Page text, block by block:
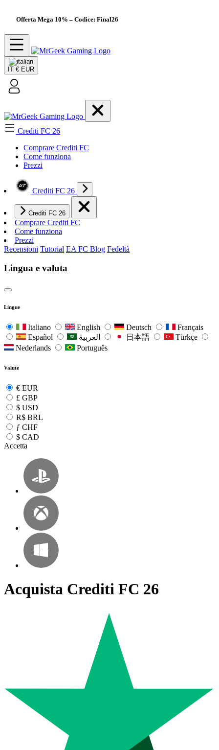
Offerta Mega 10% – Codice: Final26
IT € EUR
Crediti FC 26
Comprare Crediti FC
Come funziona
Prezzi
Crediti FC 26
Crediti FC 26
Comprare Crediti FC
Come funziona
Prezzi
Recensioni Tutorial EA FC Blog Fedeltà
Lingua e valuta
Lingue
Italiano English Deutsch
Français
Español
日本語
Türkçe
Nederlands
Português
Valute
€ EUR
£ GBP
$ USD
R$ BRL
ƒ CHF
$ CAD
Accetta
Acquista Crediti FC 26